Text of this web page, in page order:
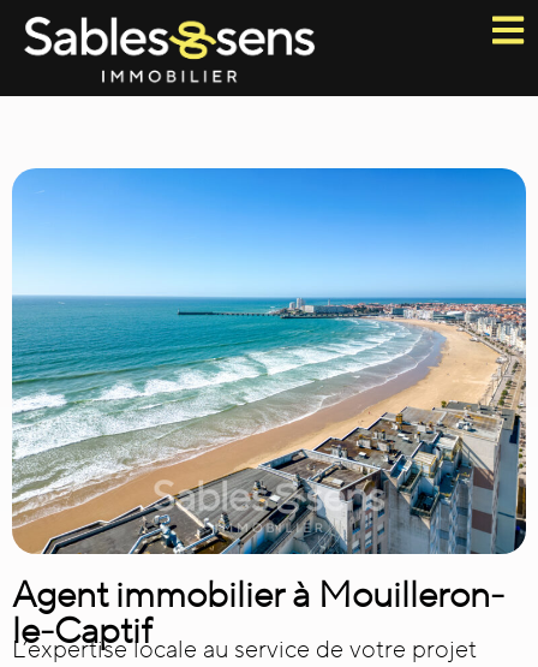
Agent immobilier à Mouilleron-
le-Captif
L’expertise locale au service de votre projet